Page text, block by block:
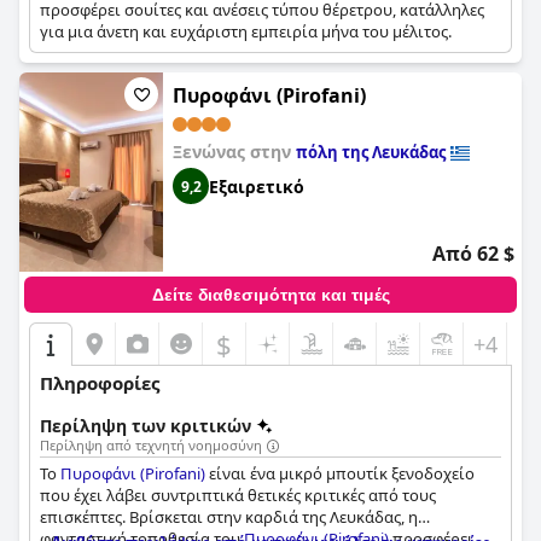
προσφέρει σουίτες και ανέσεις τύπου θέρετρου, κατάλληλες
για μια άνετη και ευχάριστη εμπειρία μήνα του μέλιτος.
Πυροφάνι (Pirofani)
Ξενώνας στην πόλη της Λευκάδας
9,2 Εξαιρετικό
Από 62 $
Δείτε διαθεσιμότητα και τιμές
$ +4
Πληροφορίες
Περίληψη των κριτικών
Περίληψη από τεχνητή νοημοσύνη
Το Πυροφάνι (Pirofani)είναι ένα μικρό μπουτίκ ξενοδοχείο
που έχει λάβει συντριπτικά θετικές κριτικές από τους
επισκέπτες. Βρίσκεται στην καρδιά της Λευκάδας, η